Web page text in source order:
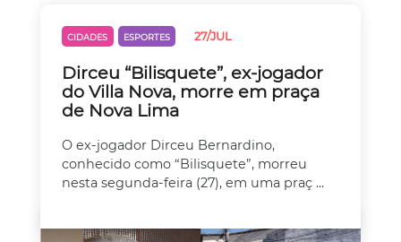
CIDADES ESPORTES 27/JUL
Dirceu “Bilisquete”, ex-jogador
do Villa Nova, morre em praça
de Nova Lima
O ex-jogador Dirceu Bernardino,
conhecido como “Bilisquete”, morreu
nesta segunda-feira (27), em uma praç ...